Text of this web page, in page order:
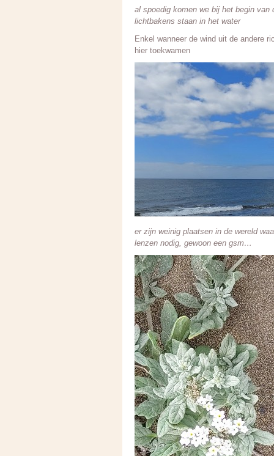
al spoedig komen we bij het begin
lichtbakens staan in het water
Enkel wanneer de wind uit de andere
hier toekwamen
er zijn weinig plaatsen in de wereld
lenzen nodig, gewoon een gsm…